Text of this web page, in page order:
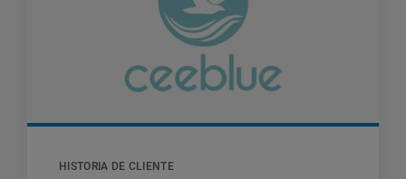
HISTORIA DE CLIENTE